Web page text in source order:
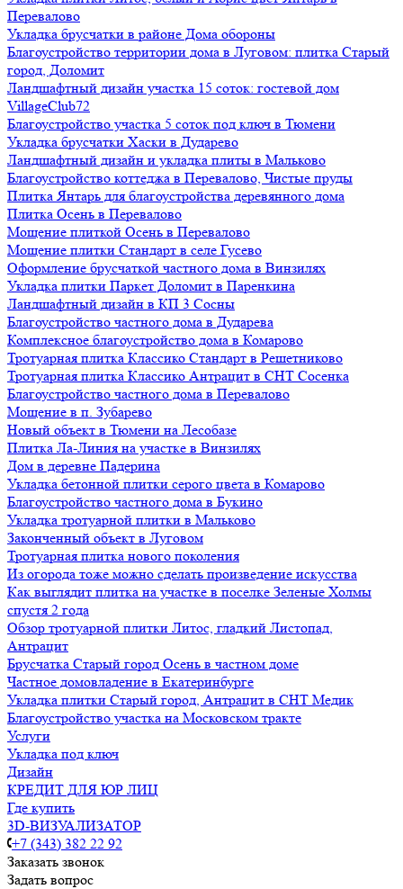
Перевалово
Укладка брусчатки в районе Дома обороны
Благоустройство территории дома в Луговом: плитка Старый
город, Доломит
Ландшафтный дизайн участка 15 соток: гостевой дом
VillageClub72
Благоустройство участка 5 соток под ключ в Тюмени
Укладка брусчатки Хаски в Дударево
Ландшафтный дизайн и укладка плиты в Мальково
Благоустройство коттеджа в Перевалово, Чистые пруды
Плитка Янтарь для благоустройства деревянного дома
Плитка Осень в Перевалово
Мощение плиткой Осень в Перевалово
Мощение плитки Стандарт в селе Гусево
Оформление брусчаткой частного дома в Винзилях
Укладка плитки Паркет Доломит в Паренкина
Ландшафтный дизайн в КП 3 Сосны
Благоустройство частного дома в Дударева
Комплексное благоустройство дома в Комарово
Тротуарная плитка Классико Стандарт в Решетниково
Тротуарная плитка Классико Антрацит в СНТ Сосенка
Благоустройство частного дома в Перевалово
Мощение в п. Зубарево
Новый объект в Тюмени на Лесобазе
Плитка Ла-Линия на участке в Винзилях
Дом в деревне Падерина
Укладка бетонной плитки серого цвета в Комарово
Благоустройство частного дома в Букино
Укладка тротуарной плитки в Мальково
Законченный объект в Луговом
Тротуарная плитка нового поколения
Из огорода тоже можно сделать произведение искусства
Как выглядит плитка на участке в поселке Зеленые Холмы
спустя 2 года
Обзор тротуарной плитки Литос, гладкий Листопад,
Антрацит
Брусчатка Старый город Осень в частном доме
Частное домовладение в Екатеринбурге
Укладка плитки Старый город, Антрацит в СНТ Медик
Благоустройство участка на Московском тракте
Услуги
Укладка под ключ
Дизайн
КРЕДИТ ДЛЯ ЮР ЛИЦ
Где купить
3D-ВИЗУАЛИЗАТОР
+7 (343) 382 22 92
Заказать звонок
Задать вопрос